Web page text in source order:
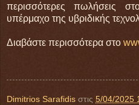
περισσότερες πωλήσεις
υπέρμαχο της υβριδικής
Διαβάστε περισσότερα στο
Dimitrios Sarafidis στις 5/04/2025